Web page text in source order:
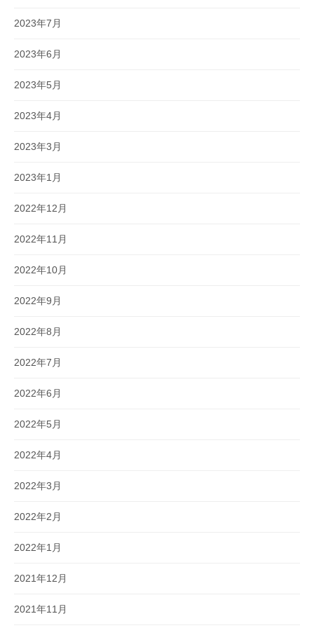
2023年7月
2023年6月
2023年5月
2023年4月
2023年3月
2023年1月
2022年12月
2022年11月
2022年10月
2022年9月
2022年8月
2022年7月
2022年6月
2022年5月
2022年4月
2022年3月
2022年2月
2022年1月
2021年12月
2021年11月